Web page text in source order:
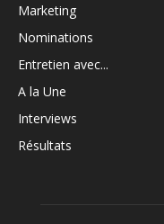
Marketing
Nominations
Entretien avec...
A la Une
Interviews
Résultats